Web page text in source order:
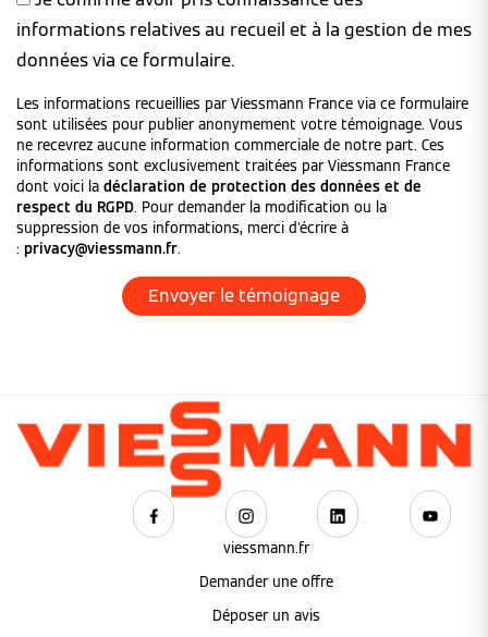
informations relatives au recueil et à la gestion de mes
données via ce formulaire.
Les informations recueillies par Viessmann France via ce formulaire
sont utilisées pour publier anonymement votre témoignage. Vous
ne recevrez aucune information commerciale de notre part. Ces
informations sont exclusivement traitées par Viessmann France
dont voici la déclaration de protection des données et de
respect du RGPD. Pour demander la modification ou la
suppression de vos informations, merci d'écrire à
: privacy@viessmann.fr.
viessmann.fr
Demander une offre
Déposer un avis